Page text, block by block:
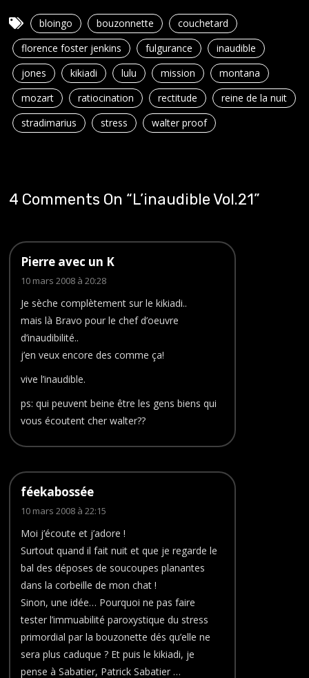
bloingo bouzonnette
couchetard
florence foster jenkins
fulgurance
inaudible
jones
kikiadi lulu mission
montana
mozart
ratiocination rectitude
reine de la nuit
stradimarius
stress walter proof
4 Comments On “L’inaudible Vol.21”
Pierre avec un K
10 mars 2008 à 20:28
Je sèche complètement sur le kikiadi..
mais là Bravo pour le chef d’oeuvre
d’inaudibilité..
j’en veux encore des comme ça!
vive l’inaudible.
ps: qui peuvent beine être les gens biens qui
vous écoutent cher walter??
féekabossée
10 mars 2008 à 22:15
Moi j’écoute et j’adore !
Surtout quand il fait nuit et que je regarde le
bal des déposes de soucoupes planantes
dans la corbeille de mon chat !
Sinon, une idée… Pourquoi ne pas faire
tester l’immuabilité paroxystique du stress
primordial par la bouzonette dés qu’elle ne
sera plus caduque ? Et puis le kikiadi, je
pense à Sabatier, Patrick Sabatier …